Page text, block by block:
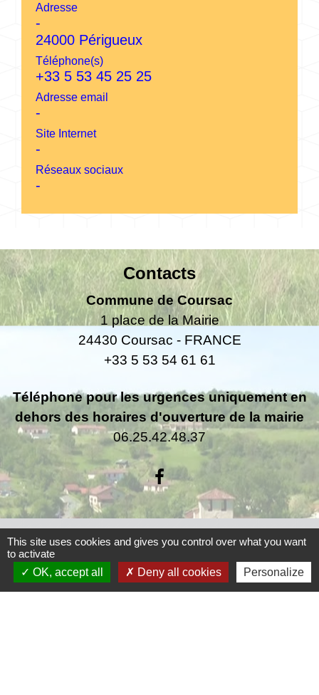
Adresse
-
24000 Périgueux
Téléphone(s)
+33 5 53 45 25 25
Adresse email
-
Site Internet
-
Réseaux sociaux
-
Contacts
Commune de Coursac
1 place de la Mairie
24430 Coursac - FRANCE
+33 5 53 54 61 61
Téléphone pour les urgences uniquement en
dehors des horaires d'ouverture de la mairie
06.25.42.48.37
Liens
Grand Périgueux
This site uses cookies and gives you control over what you want
to activate
OK, accept all
Deny all cookies Personalize